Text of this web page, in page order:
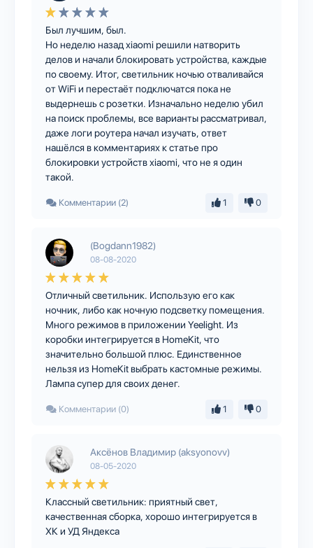
Был лучшим, был.
Но неделю назад xiaomi решили натворить
делов и начали блокировать устройства, каждые
по своему. Итог, светильник ночью отваливайся
от WiFi и перестаёт подключатся пока не
выдернешь с розетки. Изначально неделю убил
на поиск проблемы, все варианты рассматривал,
даже логи роутера начал изучать, ответ
нашёлся в комментариях к статье про
блокировки устройств xiaomi, что не я один
такой.
Комментарии (2) 1 0
(Bogdann1982)
08-08-2020
Отличный светильник. Использую его как
ночник, либо как ночную подсветку помещения.
Много режимов в приложении Yeelight. Из
коробки интегрируется в HomeKit, что
значительно большой плюс. Единственное
нельзя из HomeKit выбрать кастомные режимы.
Лампа супер для своих денег.
Комментарии (0) 1 0
Аксёнов Владимир (aksyonovv)
08-05-2020
Классный светильник: приятный свет,
качественная сборка, хорошо интегрируется в
ХК и УД Яндекса